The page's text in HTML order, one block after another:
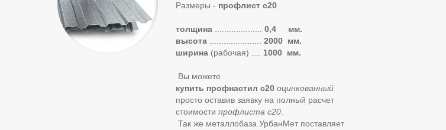
Размеры - профлист с20
толщина
0,4 мм.
высота
2000 мм.
ширина (рабочая) .... 1000 мм.
Вы можете
купить профнастил с20 оцинкованный
просто оставив заявку на полный расчет
стоимости профлиста с20
Так же металлобаза УрбанМет поставляет